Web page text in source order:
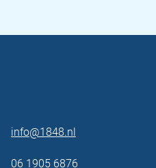
info@1848.nl
06 1905 6876